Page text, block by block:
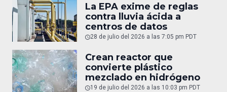
La EPA exime de reglas
contra lluvia ácida a
centros de datos
28 de julio del 2026 a las 7:05 pm PDT
Crean reactor que
convierte plástico
mezclado en hidrógeno
19 de julio del 2026 a las 10:03 pm PDT